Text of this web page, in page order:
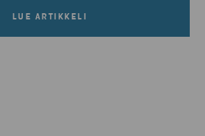
LUE ARTIKKELI